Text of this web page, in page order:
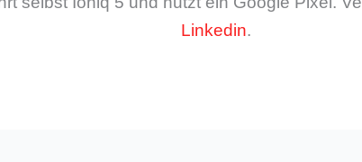
Linkedin.